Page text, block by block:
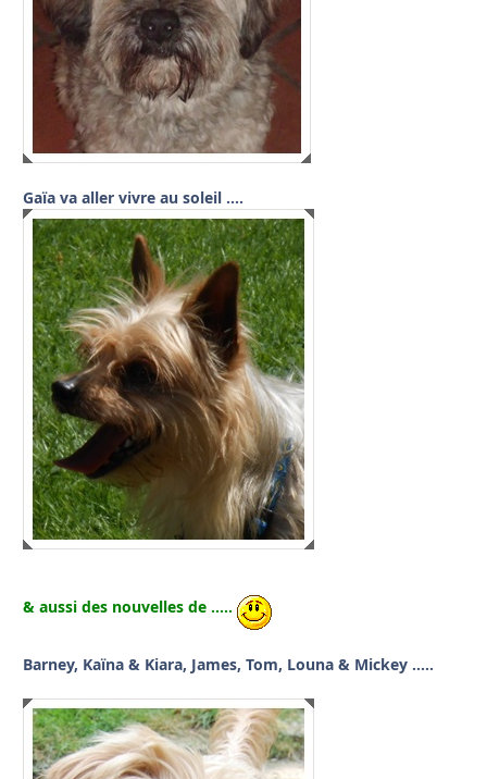
Gaïa va aller vivre au soleil ….
& aussi des nouvelles de …..
Barney, Kaïna & Kiara, James, Tom, Louna & Mickey …..